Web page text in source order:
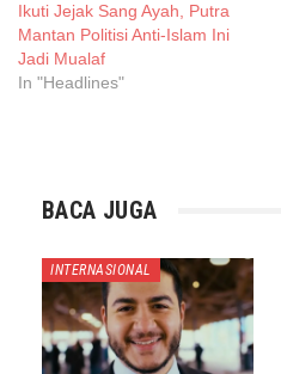
Ikuti Jejak Sang Ayah, Putra
Mantan Politisi Anti-Islam Ini
Jadi Mualaf
In "Headlines"
BACA JUGA
INTERNASIONAL